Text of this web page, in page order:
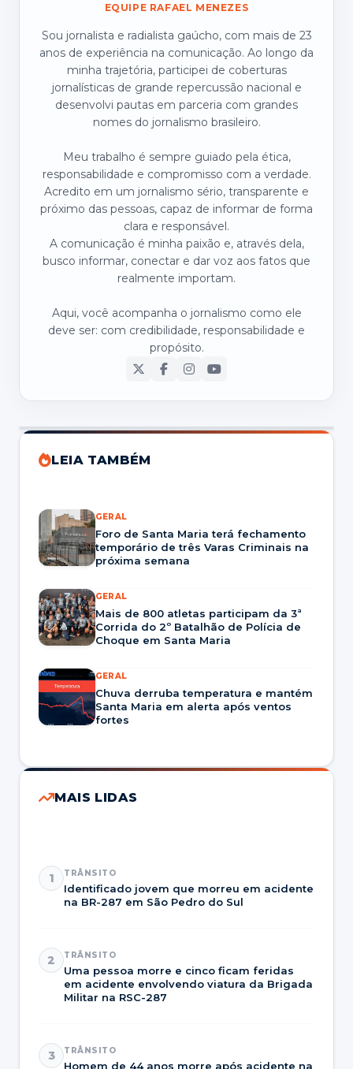
EQUIPE RAFAEL MENEZES
Sou jornalista e radialista gaúcho, com mais de 23
anos de experiência na comunicação. Ao longo da
minha trajetória, participei de coberturas
jornalísticas de grande repercussão nacional e
desenvolvi pautas em parceria com grandes
nomes do jornalismo brasileiro.
Meu trabalho é sempre guiado pela ética,
responsabilidade e compromisso com a verdade.
Acredito em um jornalismo sério, transparente e
próximo das pessoas, capaz de informar de forma
clara e responsável.
A comunicação é minha paixão e, através dela,
busco informar, conectar e dar voz aos fatos que
realmente importam.
Aqui, você acompanha o jornalismo como ele
deve ser: com credibilidade, responsabilidade e
propósito.
LEIA TAMBÉM
GERAL
Foro de Santa Maria terá fechamento
temporário de três Varas Criminais na
próxima semana
GERAL
Mais de 800 atletas participam da 3ª
Corrida do 2º Batalhão de Polícia de
Choque em Santa Maria
GERAL
Chuva derruba temperatura e mantém
Santa Maria em alerta após ventos
fortes
MAIS LIDAS
1 TRÂNSITO
Identificado jovem que morreu em acidente
na BR-287 em São Pedro do Sul
2 TRÂNSITO
Uma pessoa morre e cinco ficam feridas
em acidente envolvendo viatura da Brigada
Militar na RSC-287
3 TRÂNSITO
Homem de 44 anos morre após acidente na